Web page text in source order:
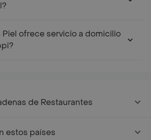
Piel ofrece servicio a domicilio
de Restaurantes
estos países